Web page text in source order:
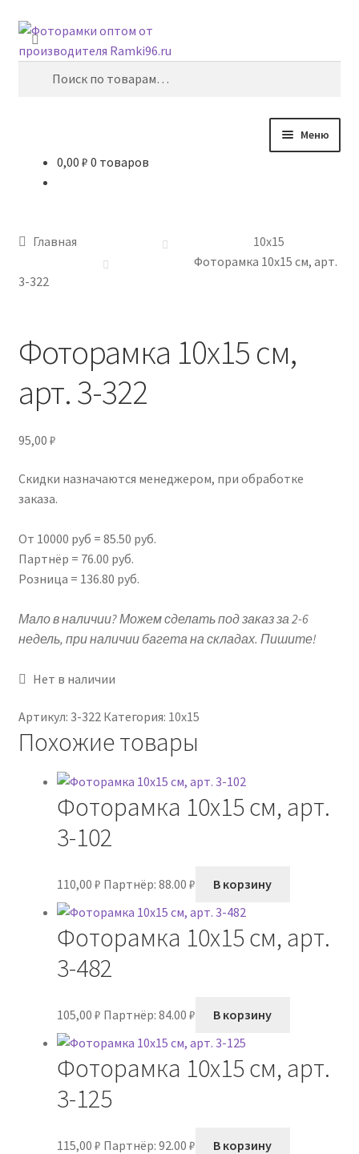
Перейти
к
Перейти
к
Поиск
Меню
30х40
Подрамники
0,00 ₽ 0 товаров
Главная
10х15
Фоторамка 10х15 см, арт.
3-322
Фоторамка 10х15 см,
арт. 3-322
95,00 ₽
Скидки назначаются менеджером, при обработке
заказа.
От 10000 руб = 85.50 руб.
Партнёр = 76.00 руб.
Розница = 136.80 руб.
Мало в наличии? Можем сделать под заказ за 2-6
недель, при наличии багета на складах. Пишите!
Нет в наличии
Артикул: 3-322 Категория: 10х15
Похожие товары
Фоторамка 10х15 см, арт.
3-102
110,00 ₽ Партнёр: 88.00 ₽ В корзину
Фоторамка 10х15 см, арт.
3-482
105,00 ₽ Партнёр: 84.00 ₽ В корзину
Фоторамка 10х15 см, арт.
3-125
115,00 ₽ Партнёр: 92.00 ₽ В корзину